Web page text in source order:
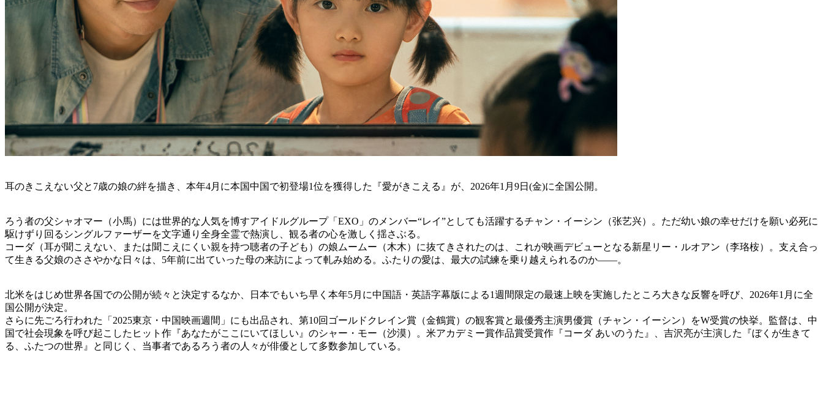
耳のきこえない父と7歳の娘の絆を描き、本年4月に本国中国で初登場1位を獲得した『愛がきこえる』が、2026年1月9日(金)に全国公開。
ろう者の父シャオマー（小馬）には世界的な人気を博すアイドルグループ「EXO」のメンバー“レイ”としても活躍するチャン・イーシン（张艺兴）。ただ幼い娘の幸せだけを願い必死に
駆けずり回るシングルファーザーを文字通り全身全霊で熱演し、観る者の心を激しく揺さぶる。
コーダ（耳が聞こえない、または聞こえにくい親を持つ聴者の子ども）の娘ムームー（木木）に抜てきされたのは、これが映画デビューとなる新星リー・ルオアン（李珞桉）。支え合っ
て生きる父娘のささやかな日々は、5年前に出ていった母の来訪によって軋み始める。ふたりの愛は、最大の試練を乗り越えられるのか――。
北米をはじめ世界各国での公開が続々と決定するなか、日本でもいち早く本年5月に中国語・英語字幕版による1週間限定の最速上映を実施したところ大きな反響を呼び、2026年1月に全
国公開が決定。
さらに先ごろ行われた「2025東京・中国映画週間」にも出品され、第10回ゴールドクレイン賞（金鶴賞）の観客賞と最優秀主演男優賞（チャン・イーシン）をW受賞の快挙。監督は、中
国で社会現象を呼び起こしたヒット作『あなたがここにいてほしい』のシャー・モー（沙漠）。米アカデミー賞作品賞受賞作『コーダ あいのうた』、吉沢亮が主演した『ぼくが生きて
る、ふたつの世界』と同じく、当事者であるろう者の人々が俳優として多数参加している。